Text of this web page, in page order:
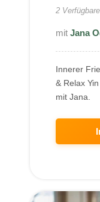
2
Jana
Innerer
& Relax
mit Jana.